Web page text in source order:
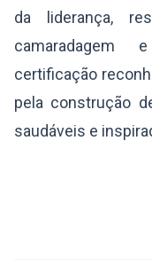
da liderança,
camaradagem
certificação
pela construção
saudáveis e